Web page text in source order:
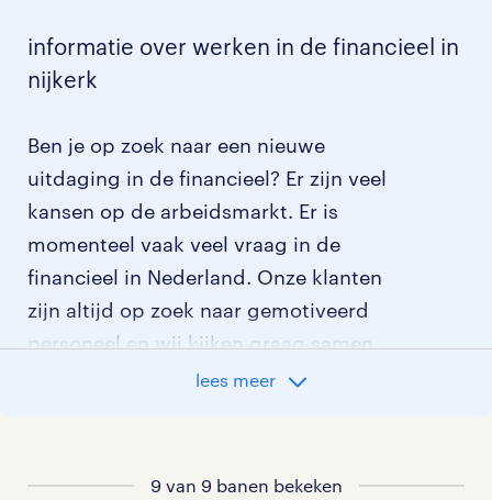
informatie over werken in de financieel in
nijkerk
Ben je op zoek naar een nieuwe
uitdaging in de financieel? Er zijn veel
kansen op de arbeidsmarkt. Er is
momenteel vaak veel vraag in de
financieel in Nederland. Onze klanten
zijn altijd op zoek naar gemotiveerd
personeel en wij kijken graag samen
met je naar de organisatie die het beste
lees meer
9 van 9 banen bekeken